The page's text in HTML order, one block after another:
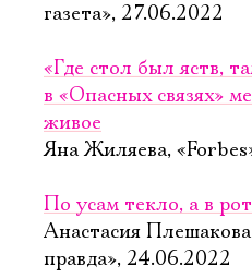
газета», 27.06.2022
«Где стол был яств,
в «Опасных связях»
живое
Яна Жиляева,
По усам текло, а в
Анастасия
правда», 24.06.2022